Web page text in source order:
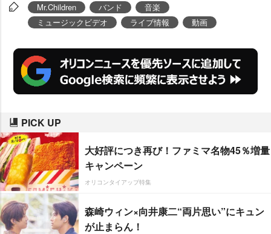
Mr.Children バンド
音楽
ミュージックビデオ
ライブ情報 動画
PICK UP
大好評につき再び！ファミマ名物45％増量
キャンペーン
オリコンタイアップ特集
森崎ウィン×向井康二“両片思い”にキュン
が止まらん！